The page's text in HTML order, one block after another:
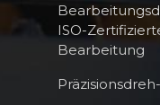
ISO-
Bearbeitung